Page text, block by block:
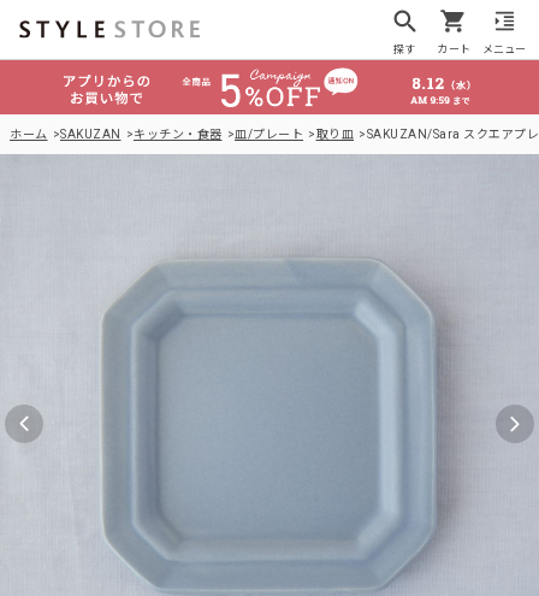
探す カート メニュー
ホーム SAKUZAN キッチン・食器 皿/プレート 取り皿 SAKUZAN/Sara スクエアプレ